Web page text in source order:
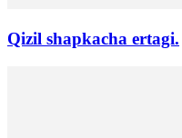
Qizil shapkacha ertagi.